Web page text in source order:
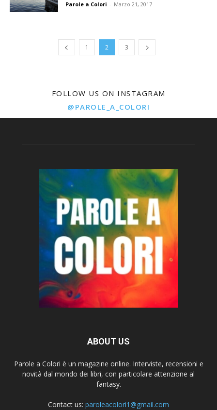
Parole a Colori - Marzo 21, 2017
1 2 3
FOLLOW US ON INSTAGRAM
@PAROLE_A_COLORI
ABOUT US
Parole a Colori è un magazine online. Interviste, recensioni e
novità dal mondo dei libri, con particolare attenzione al
fantasy.
Contact us: paroleacolori1@gmail.com